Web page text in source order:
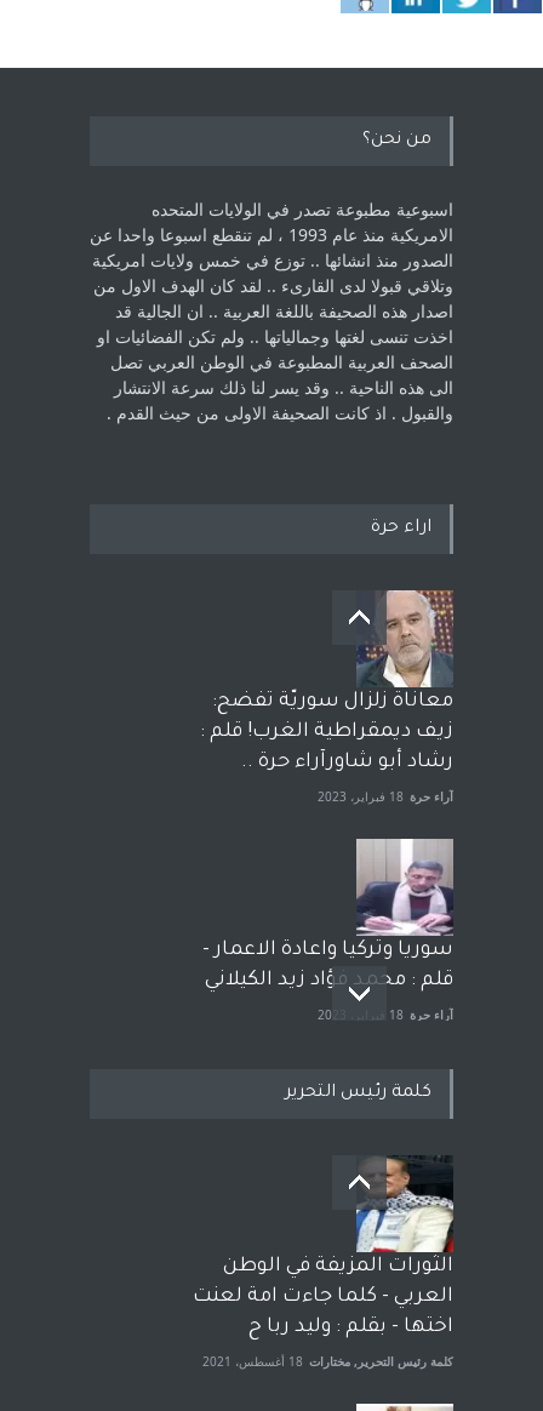
من نحن؟
اسبوعية مطبوعة تصدر في الولايات المتحده
الامريكية منذ عام 1993 ، لم ‏تنقطع اسبوعا واحدا عن
الصدور منذ انشائها .. توزع في خمس ولايات امريكية
‏وتلاقي قبولا لدى القارىء ..‏ لقد كان الهدف الاول من
اصدار هذه الصحيفة باللغة العربية .. ان الجالية قد
اخذت ‏تنسى لغتها وجمالياتها .. ولم تكن الفضائيات او
الصحف العربية المطبوعة في الوطن ‏العربي تصل
الى هذه الناحية .. وقد يسر لنا ذلك سرعة الانتشار
والقبول . اذ كانت ‏الصحيفة الاولى من حيث القدم . ‏
اراء حرة
معاناة زلزال سوريّة تفضح:
زيف ديمقراطية الغرب! قلم :
رشاد أبو شاورآراء حرة ..
آراء حرة 18 فبراير، 2023
سوريا وتركيا واعادة الاعمار -
قلم : محمد فؤاد زيد الكيلاني
آراء حرة 18 فبراير، 2023
بعد معارك قضائية طاحنة كتب
وترافع فيها بنفسه مرة اخرى..
الشيخ طارق يوسف يقهر
الحكومة الأمريكية ، فأعطوه
الجنسية عن يد وهم صاغرون،
آراء حرة مختارات 7 أبريل، 2023
كلمة رئيس التحرير
الثورات المزيفة في الوطن
العربي - كلما جاءت امة لعنت
اختها - بقلم : وليد ربا ح
كلمة رئيس التحرير , مختارات 18 أغسطس، 2021